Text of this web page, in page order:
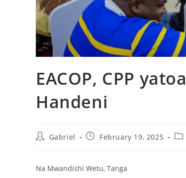
EACOP, CPP
Handeni
Gabriel February 19, 2025
Na Mwandishi Wetu, Tanga